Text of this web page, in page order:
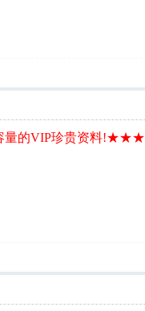
量的VIP珍贵资料!★★★